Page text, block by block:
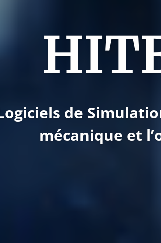
de
mécanique et